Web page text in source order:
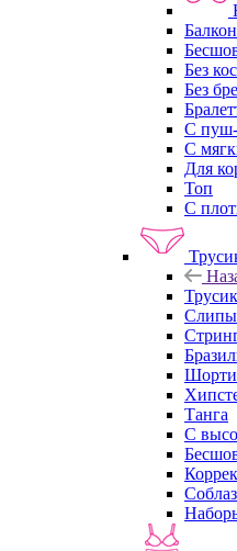
Без
Без
С
С
Для
Топ
С
Слипы
Танга
С